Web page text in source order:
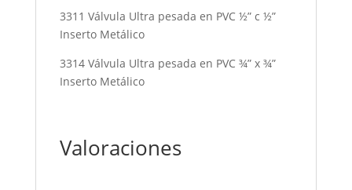
3311 Válvula Ultra pesada en PVC ½” c ½”
Inserto Metálico
3314 Válvula Ultra pesada en PVC ¾” x ¾”
Inserto Metálico
Valoraciones